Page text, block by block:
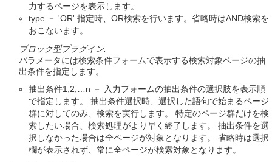
力するページを表示します。
type － 'OR' 指定時、OR検索を行います。省略時はAND検索を
おこないます。
ブロック型プラグイン:
パラメータには検索条件フォームで表示する検索対象ページの抽
出条件を指定します。
抽出条件1,2,…n － 入力フォームの抽出条件の選択肢を表示順
で指定します。 抽出条件選択時、選択した語句で始まるページ
群に対してのみ、検索を実行します。 特定のページ群だけを検
索したい場合、検索処理がより早く終了します。 抽出条件を選
択しなかった場合は全ページが対象となります。 省略時は選択
欄が表示されず、常に全ページが検索対象となります。